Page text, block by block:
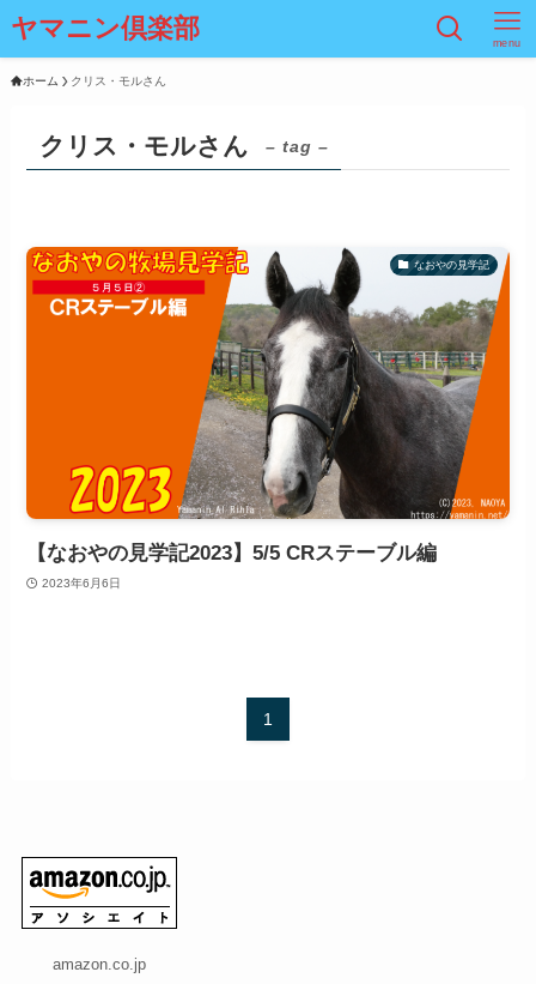
ヤマニン倶楽部 menu
ホーム クリス・モルさん
クリス・モルさん – tag –
なおやの見学記
【なおやの見学記2023】5/5 CRステーブル編
2023年6月6日
1
amazon.co.jp